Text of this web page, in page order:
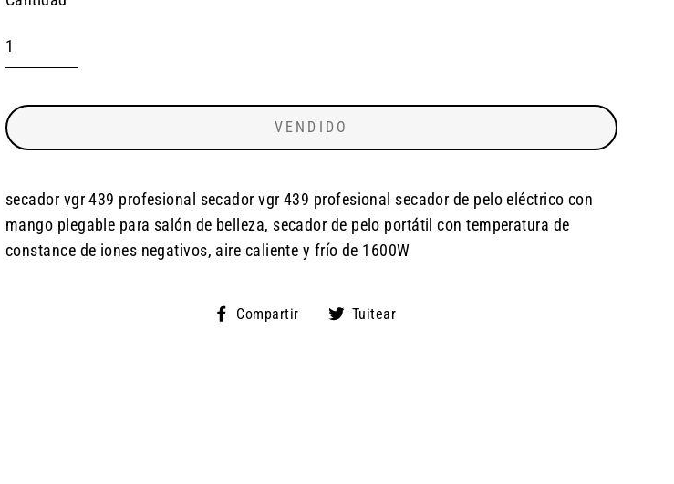
VENDIDO
secador vgr 439 profesional secador vgr 439 profesional secador de pelo eléctrico con
mango plegable para salón de belleza, secador de pelo portátil con temperatura de
constance de iones negativos, aire caliente y frío de 1600W
Compartir
CompartirTuitear